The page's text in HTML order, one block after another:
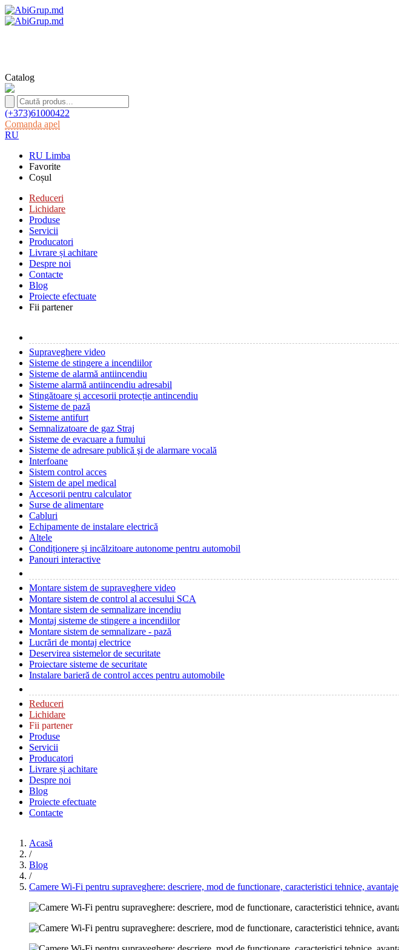
Catalog
(+373)61000422
Comanda apel
RU
RU Limba
Favorite
Coșul
Reduceri
Lichidare
Produse
Servicii
Producatori
Livrare și achitare
Despre noi
Contacte
Blog
Proiecte efectuate
Fii partener
Supraveghere video
Sisteme de stingere a incendiilor
Sisteme de alarmă antiincendiu
Sisteme alarmă antiincendiu adresabil
Stingătoare și accesorii protecție antincendiu
Sisteme de pază
Sisteme antifurt
Semnalizatoare de gaz Straj
Sisteme de evacuare a fumului
Sisteme de adresare publică şi de alarmare vocală
Interfoane
Sistem control acces
Sistem de apel medical
Accesorii pentru calculator
Surse de alimentare
Cabluri
Echipamente de instalare electrică
Altele
Condiționere și incălzitoare autonome pentru automobil
Panouri interactive
Montare sistem de supraveghere video
Montare sistem de control al accesului SCA
Montare sistem de semnalizare incendiu
Montaj sisteme de stingere a incendiilor
Montare sistem de semnalizare - pază
Lucrări de montaj electrice
Deservirea sistemelor de securitate
Proiectare sisteme de securitate
Instalare barieră de control acces pentru automobile
Reduceri
Lichidare
Fii partener
Produse
Servicii
Producatori
Livrare și achitare
Despre noi
Blog
Proiecte efectuate
Contacte
Acasă
/
Blog
/
Camere Wi-Fi pentru supraveghere: descriere, mod de functionare, caracteristici tehnice, avantaje